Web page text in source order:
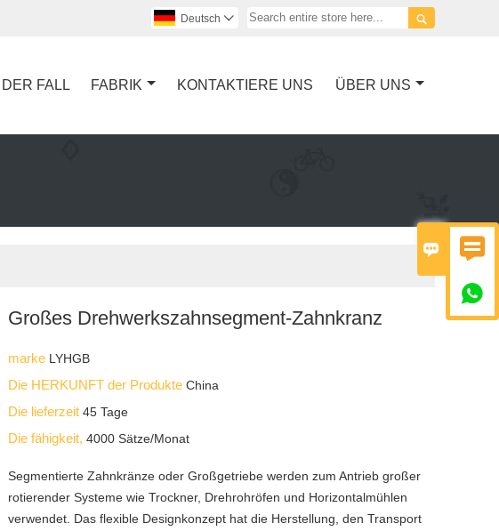
 


Deutsch 
DER FALL FABRIK KONTAKTIERE UNS ÜBER UNS
Großes Drehwerkszahnsegment-Zahnkranz
marke LYHGB
Die HERKUNFT der ProdukteChina
Die lieferzeit45 Tage
Die fähigkeit,4000 Sätze/Monat
Segmentierte Zahnkränze oder Großgetriebe werden zum Antrieb großer
rotierender Systeme wie Trockner, Drehrohröfen und Horizontalmühlen
verwendet. Das flexible Designkonzept hat die Herstellung, den Transport